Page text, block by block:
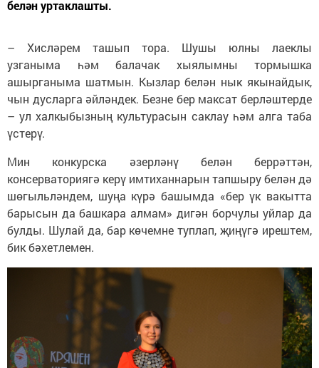
белән уртаклашты.
– Хисләрем ташып тора. Шушы юлны лаеклы
узганыма һәм балачак хыялымны тормышка
ашырганыма шатмын. Кызлар белән нык якынайдык,
чын дусларга әйләндек. Безне бер максат берләштерде
– ул халкыбызның культурасын саклау һәм алга таба
үстерү.
Мин конкурска әзерләнү белән беррәттән,
консерваториягә керү имтиханнарын тапшыру белән дә
шөгыльләндем, шуңа күрә башымда «бер үк вакытта
барысын да башкара алмам» дигән борчулы уйлар да
булды. Шулай да, бар көчемне туплап, җиңүгә ирештем,
бик бәхетлемен.